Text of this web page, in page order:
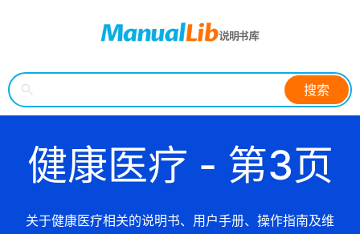
搜索
健康医疗 - 第3页
关于健康医疗相关的说明书、用户手册、操作指南及维